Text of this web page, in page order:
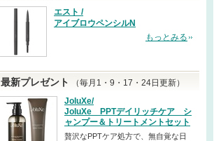
エスト /
アイブロウペンシルN
もっとみる
最新プレゼント
（毎月1・9・17・24日更新）
JoluXe/
JoluXe PPTデイリッチケア シ
ャンプー＆トリートメントセット
贅沢なPPTケア処方で、無自覚な日